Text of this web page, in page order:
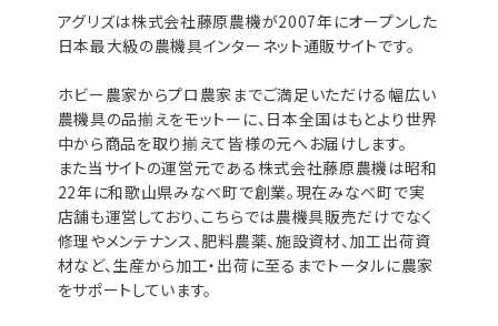
アグリズは株式会社藤原農機が2007年にオープンした
日本最大級の農機具インターネット通販サイトです。
ホビー農家からプロ農家までご満足いただける幅広い
農機具の品揃えをモットーに、日本全国はもとより世界
中から商品を取り揃えて皆様の元へお届けします。
また当サイトの運営元である株式会社藤原農機は昭和
22年に和歌山県みなべ町で創業。現在みなべ町で実
店舗も運営しており、こちらでは農機具販売だけでなく
修理やメンテナンス、肥料農薬、施設資材、加工出荷資
材など、生産から加工・出荷に至るまでトータルに農家
をサポートしています。